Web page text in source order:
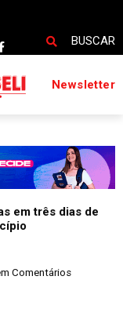
BUSCAR
Newsletter
em três dias de
Comentários